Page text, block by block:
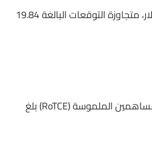
بلغت الإيرادات 20.3 مليار دولار، متجاوزة التوقعات البالغة 19.84
معدل العائد على حقوق المساهمين الملموسة (RoTCE) بلغ